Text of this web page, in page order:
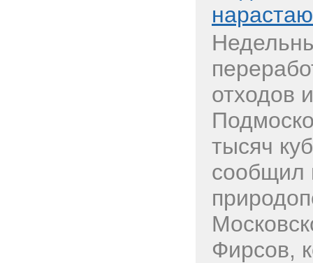
отходов
тысяч
сообщил
Фирсов,